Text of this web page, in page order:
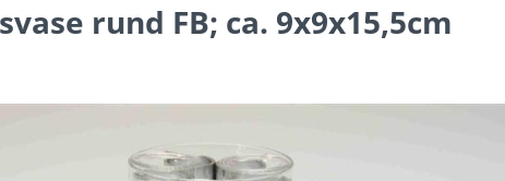
rund FB; ca. 9x9x15,5cm